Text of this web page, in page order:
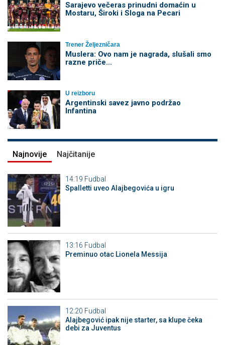
Sarajevo večeras prinudni domaćin u
Mostaru, Široki i Sloga na Pecari
Trener Željezničara
Muslera: Ovo nam je nagrada, slušali smo
razne priče...
U reizboru
Argentinski savez javno podržao
Infantina
Najnovije Najčitanije
14:19 Fudbal
Spalletti uveo Alajbegovića u igru
13:16 Fudbal
Preminuo otac Lionela Messija
12:20 Fudbal
Alajbegović ipak nije starter, sa klupe čeka
debi za Juventus